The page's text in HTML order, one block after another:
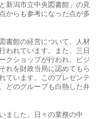
新潟市立中央図書館」の見
からも参考になった点が多
書館の経営について、人材
われています。また、三日
クショップが行われ、ビジ
れを財政当局に認めてもら
ています。このプレゼンテ
どのグループも白熱した弁
ました。日々の業務の中